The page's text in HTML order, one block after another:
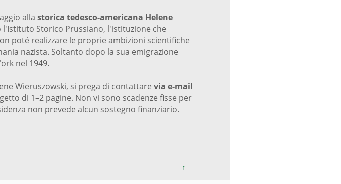
alla storica tedesco-americana Helene
l'Istituto Storico Prussiano, l'istituzione che
poté realizzare le proprie ambizioni scientifiche
nazista. Soltanto dopo la sua emigrazione
nel 1949.
Wieruszowski, si prega di contattare via e-mail
di 1–2 pagine. Non vi sono scadenze fisse per
non prevede alcun sostegno finanziario.
↑